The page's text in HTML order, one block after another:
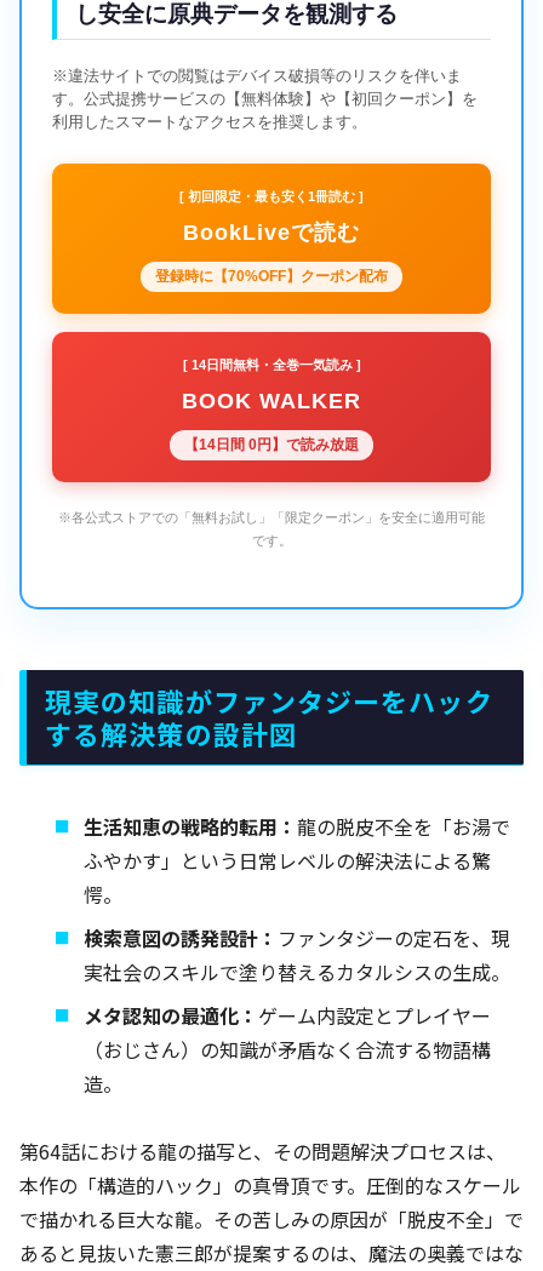
し安全に原典データを観測する
※違法サイトでの閲覧はデバイス破損等のリスクを伴いま
す。公式提携サービスの【無料体験】や【初回クーポン】を
利用したスマートなアクセスを推奨します。
[ 初回限定・最も安く1冊読む ]
BookLiveで読む
登録時に【70%OFF】クーポン配布
[ 14日間無料・全巻一気読み ]
BOOK WALKER
【14日間 0円】で読み放題
※各公式ストアでの「無料お試し」「限定クーポン」を安全に適用可能
です。
現実の知識がファンタジーをハック
する解決策の設計図
生活知恵の戦略的転用：龍の脱皮不全を「お湯で
ふやかす」という日常レベルの解決法による驚
愕。
検索意図の誘発設計： ファンタジーの定石を、現
実社会のスキルで塗り替えるカタルシスの生成。
メタ認知の最適化： ゲーム内設定とプレイヤー
（おじさん）の知識が矛盾なく合流する物語構
造。
第64話における龍の描写と、その問題解決プロセスは、
本作の「構造的ハック」の真骨頂です。圧倒的なスケール
で描かれる巨大な龍。その苦しみの原因が「脱皮不全」で
あると見抜いた憲三郎が提案するのは、魔法の奥義ではな